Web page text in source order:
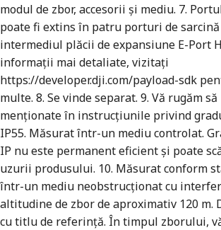
modul de zbor, accesorii și mediu. 7.
poate fi extins în patru porturi de
intermediul plăcii de expansiune E-Port
informații mai detaliate, vizitați
https://developer.dji.com/payload-sdk
multe. 8. Se vinde separat. 9. Vă rugăm
menționate în instrucțiunile privind
IP55. Măsurat într-un mediu controlat.
IP nu este permanent eficient și poate
uzurii produsului. 10. Măsurat conform
într-un mediu neobstrucționat cu
altitudine de zbor de aproximativ 120 m.
cu titlu de referință. În timpul zborului,